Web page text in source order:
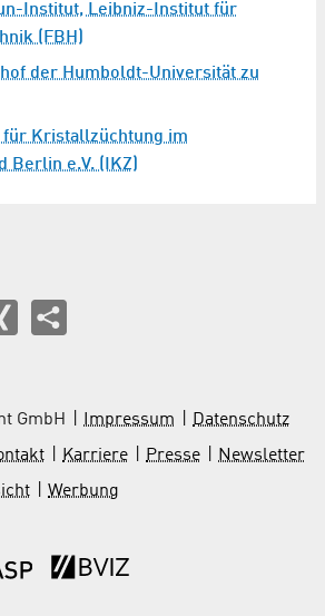
Institut, Leibniz-Institut für
(FBH)
der Humboldt-Universität zu
Kristallzüchtung im
Berlin e.V. (IKZ)
GmbH Impressum
Datenschutz
Karriere Presse
Newsletter
Werbung